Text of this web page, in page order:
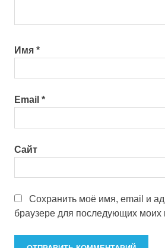
Имя *
Email *
Сайт
Сохранить моё имя, email и
браузере для последующих моих